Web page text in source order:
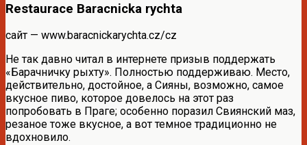
Restaurace Baracnicka rychta
сайт — www.baracnickarychta.cz/cz
Не так давно читал в интернете призыв поддержать
«Барачничку рыхту». Полностью поддерживаю. Место,
действительно, достойное, а Сияны, возможно, самое
вкусное пиво, которое довелось на этот раз
попробовать в Праге; особенно поразил Свиянский маз,
резаное тоже вкусное, а вот темное традиционно не
вдохновило.